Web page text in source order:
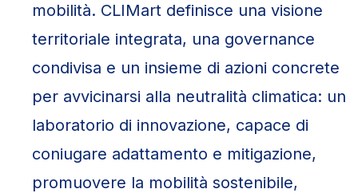
mobilità. CLIMart definisce una visione
territoriale integrata, una governance
condivisa e un insieme di azioni concrete
per avvicinarsi alla neutralità climatica: un
laboratorio di innovazione, capace di
coniugare adattamento e mitigazione,
promuovere la mobilità sostenibile,